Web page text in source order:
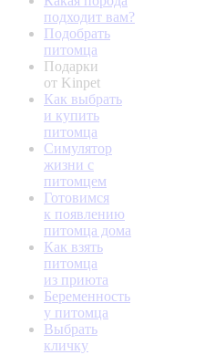
подходит вам?
Подобрать
питомца
Подарки
от Kinpet
Как выбрать
и купить
питомца
Симулятор
жизни с
питомцем
Готовимся
к появлению
питомца дома
Как взять
питомца
из приюта
Беременность
у питомца
Выбрать
кличку